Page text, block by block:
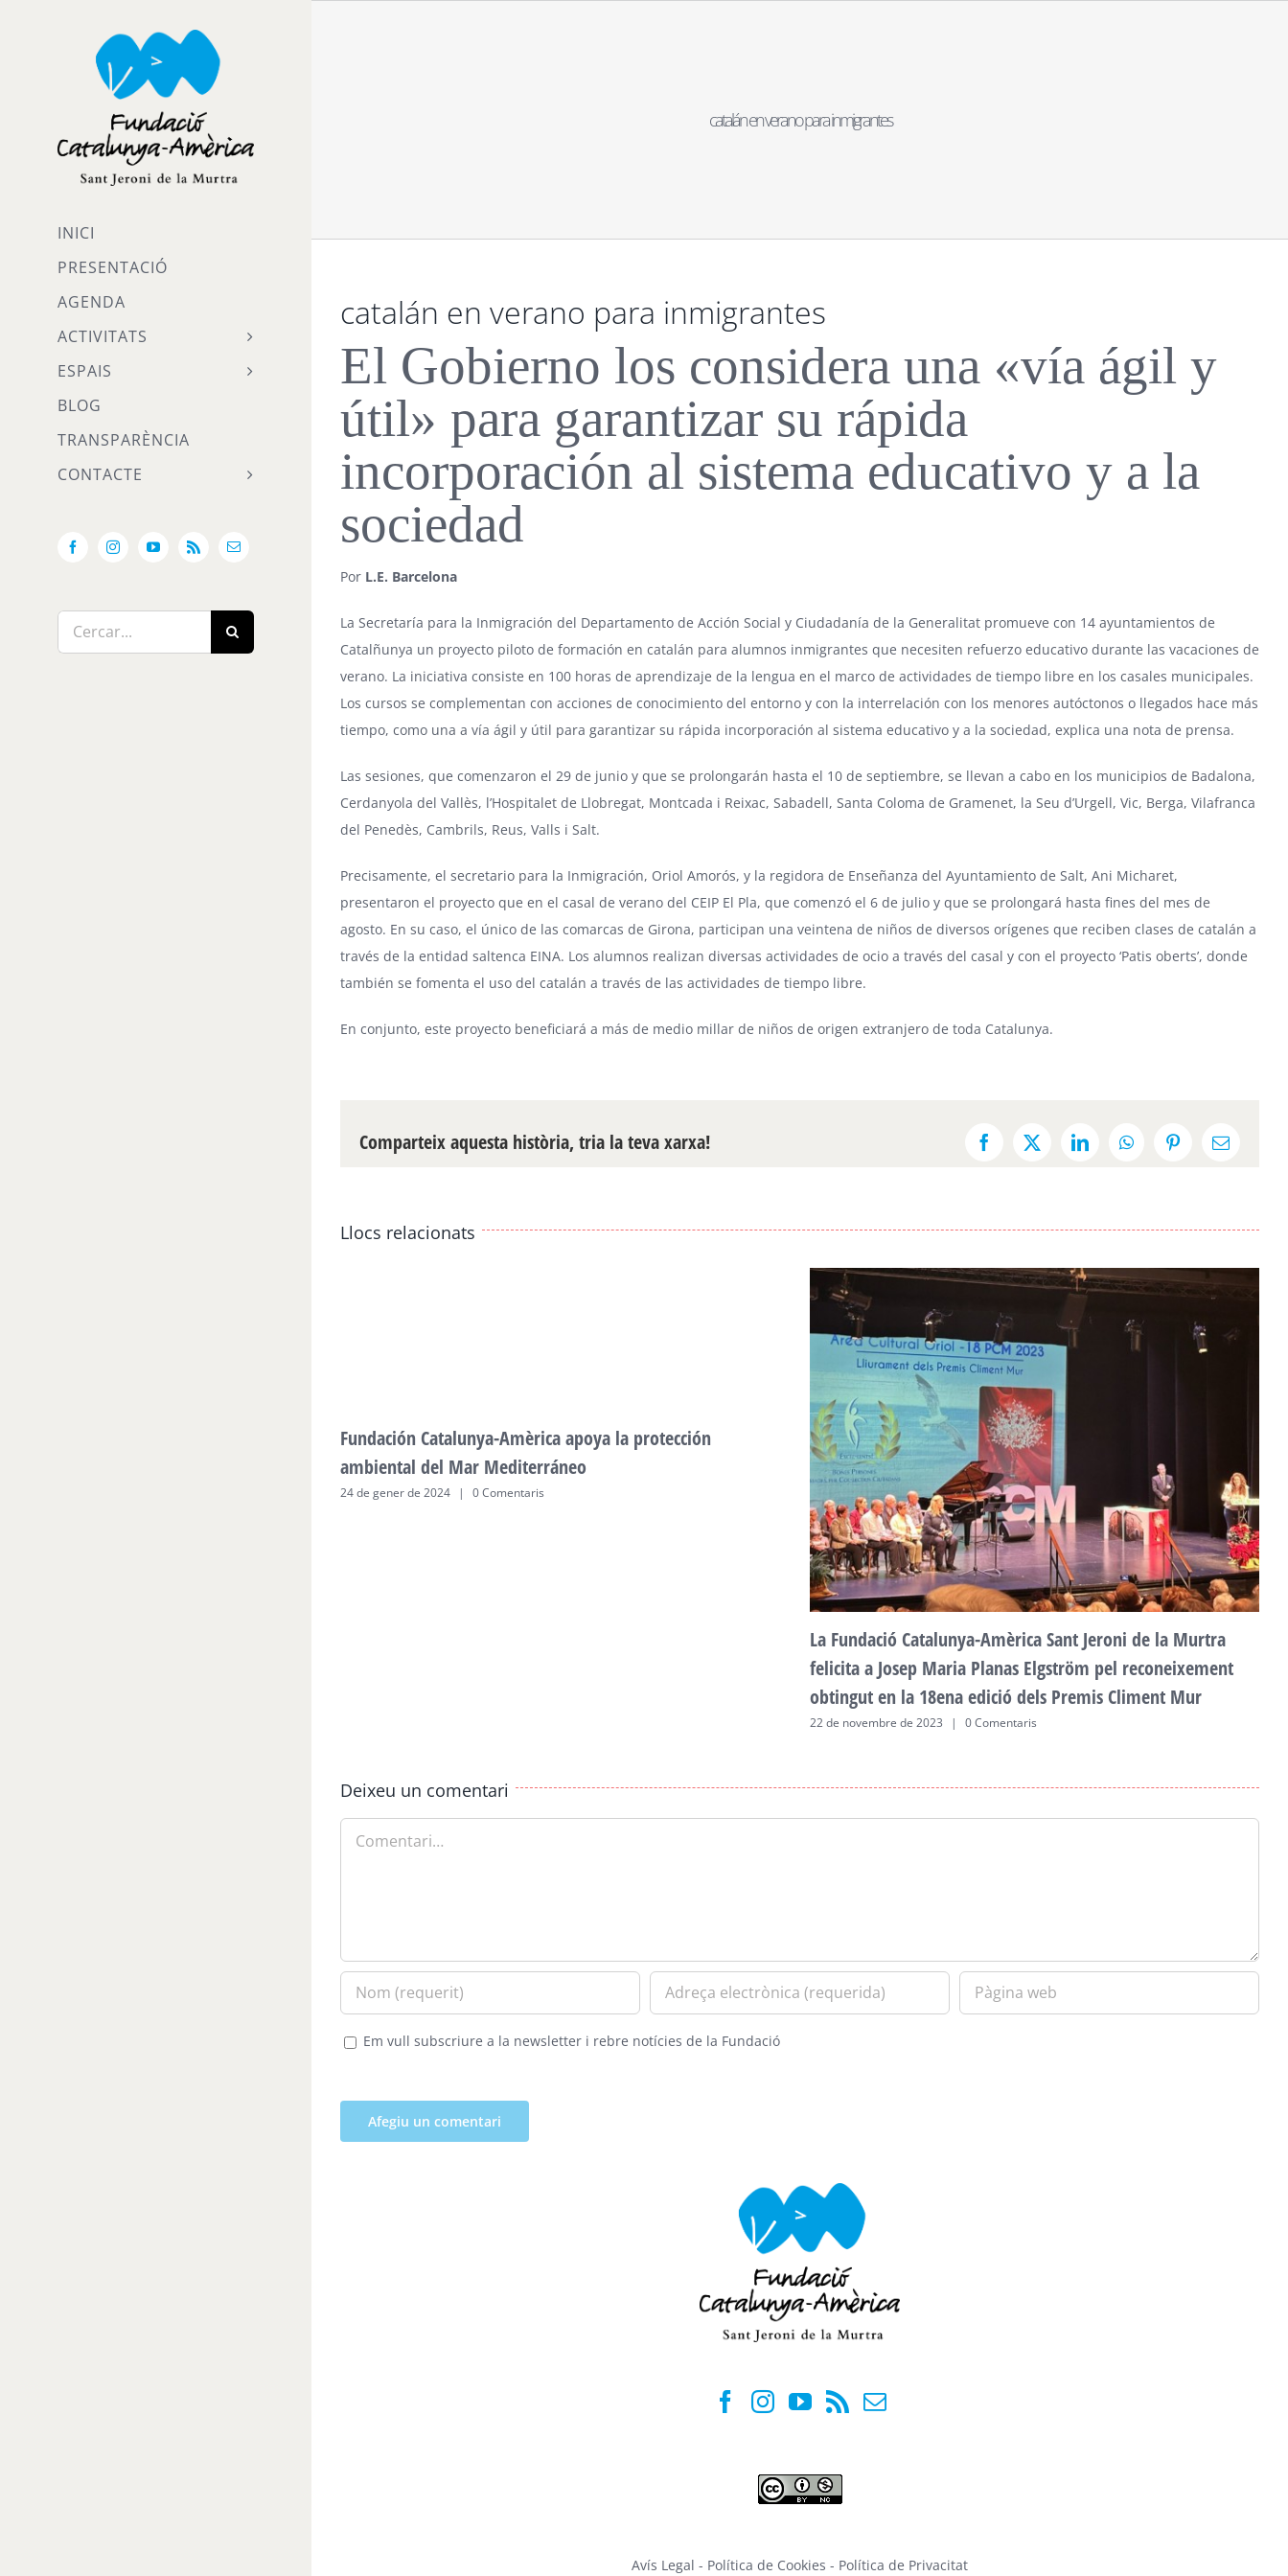
INICI
PRESENTACIÓ
AGENDA
ACTIVITATS
ESPAIS
BLOG
TRANSPARÈNCIA
CONTACTE
FacebookInstagramYouTube
Rss Email:
Cerca
…
catalán en verano para inmigrantes
catalán en verano para inmigrantes
El Gobierno los considera una «vía ágil y
útil» para garantizar su rápida
incorporación al sistema educativo y a la
sociedad
Por L.E. Barcelona
La Secretaría para la Inmigración del Departamento de Acción Social y Ciudadanía de la Generalitat promueve con 14 ayuntamientos de
Catalñunya un proyecto piloto de formación en catalán para alumnos inmigrantes que necesiten refuerzo educativo durante las vacaciones de
verano. La iniciativa consiste en 100 horas de aprendizaje de la lengua en el marco de actividades de tiempo libre en los casales municipales.
Los cursos se complementan con acciones de conocimiento del entorno y con la interrelación con los menores autóctonos o llegados hace más
tiempo, como una a vía ágil y útil para garantizar su rápida incorporación al sistema educativo y a la sociedad, explica una nota de prensa.
Las sesiones, que comenzaron el 29 de junio y que se prolongarán hasta el 10 de septiembre, se llevan a cabo en los municipios de Badalona,
Cerdanyola del Vallès, l’Hospitalet de Llobregat, Montcada i Reixac, Sabadell, Santa Coloma de Gramenet, la Seu d’Urgell, Vic, Berga, Vilafranca
del Penedès, Cambrils, Reus, Valls i Salt.
Precisamente, el secretario para la Inmigración, Oriol Amorós, y la regidora de Enseñanza del Ayuntamiento de Salt, Ani Micharet,
presentaron el proyecto que en el casal de verano del CEIP El Pla, que comenzó el 6 de julio y que se prolongará hasta fines del mes de
agosto. En su caso, el único de las comarcas de Girona, participan una veintena de niños de diversos orígenes que reciben clases de catalán a
través de la entidad saltenca EINA. Los alumnos realizan diversas actividades de ocio a través del casal y con el proyecto ‘Patis oberts’, donde
también se fomenta el uso del catalán a través de las actividades de tiempo libre.
En conjunto, este proyecto beneficiará a más de medio millar de niños de origen extranjero de toda Catalunya.
Comparteix aquesta història, tria la teva xarxa! Facebook
X LinkedInWhatsAppPinterestEmail:
Llocs relacionats
Fundación Catalunya-Amèrica apoya la protección
ambiental del Mar Mediterráneo
24 de gener de 2024 | 0 Comentaris
La Fundació Catalunya-Amèrica Sant Jeroni de la Murtra
felicita a Josep Maria Planas Elgström pel reconeixement
obtingut en la 18ena edició dels Premis Climent Mur
22 de novembre de 2023 | 0 Comentaris
Deixeu un comentari
Em vull subscriure a la newsletter i rebre notícies de la Fundació
Avís Legal - Política de Cookies - Política de Privacitat